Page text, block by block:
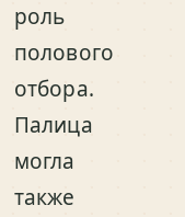
роль
полового
отбора.
Палица
могла
также